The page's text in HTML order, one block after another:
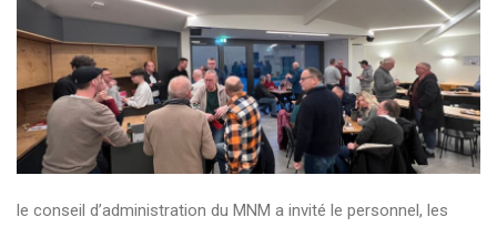
le conseil d’administration du MNM a invité le personnel, les